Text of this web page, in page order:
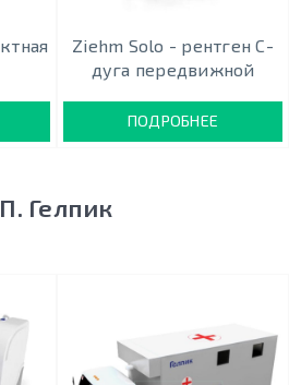
Ziehm Solo - рентген С-
дуга передвижной
ПОДРОБНЕЕ
Гелпик